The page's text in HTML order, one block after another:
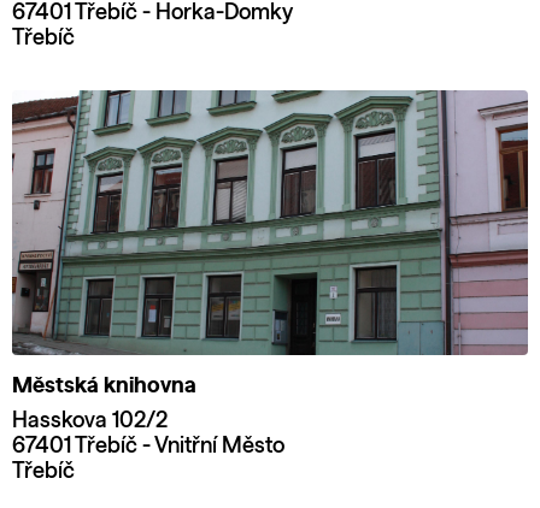
67401 Třebíč - Horka-Domky
Třebíč
Městská knihovna
Hasskova 102/2
67401 Třebíč - Vnitřní Město
Třebíč